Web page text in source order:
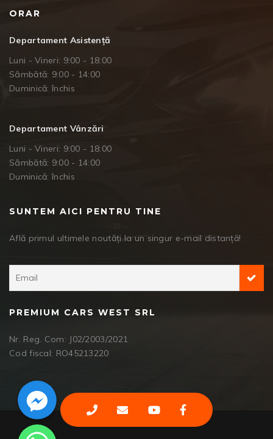
ORAR
Departament Asistență
Luni - Vineri: 9:00 - 18:00
Sâmbătă: 9:00 - 14:00
Duminică: închis
Departament Vânzări
Luni - Vineri: 9:00 - 18:00
Sâmbătă: 9:00 - 14:00
Duminică: închis
SUNTEM AICI PENTRU TINE
Află primul ultimele noutăți la un singur e-mail distanță!
PREMIUM CARS WEST SRL
Nr. Reg. Com: J02/2003/2021
Cod fiscal: RO45213220
Facebook Messenger
WhatsApp